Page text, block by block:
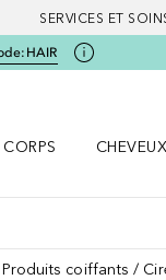
SERVICES ET
HAIR
CHEVEUX
Produits coiffants